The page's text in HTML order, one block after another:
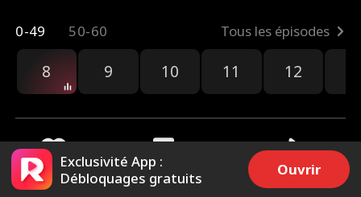
0-49 50-60 Tous les épisodes
8 9 10 11 12
726 7.8k Partager
Exclusivité App :
Débloquages gratuits
Ouvrir